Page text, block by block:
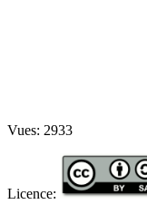
Vues: 2933
Licence: